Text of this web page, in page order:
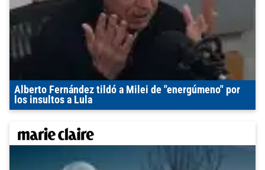
Alberto Fernández tildó a Milei de "energúmeno" por
los insultos a Lula